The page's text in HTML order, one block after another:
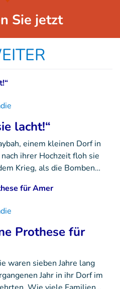
Sie jetzt
lacht!“
einem kleinen Dorf in
ihrer Hochzeit floh sie
Krieg, als die Bomben…
Prothese für
waren sieben Jahre lang
Jahr in ihr Dorf im